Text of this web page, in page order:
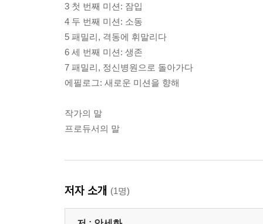
3 첫 번째 미션: 잠입
4 두 번째 미션: 소동
5 패밀리, 격동에 휘말리다
6 세 번째 미션: 생존
7 패밀리, 정신병원으로 돌아가다
에필로그: 새로운 미션을 향해
작가의 말
프로듀서의 말
저자 소개 (1명)